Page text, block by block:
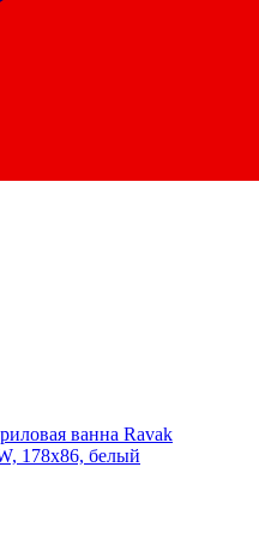
ванна Ravak
178x86, белый